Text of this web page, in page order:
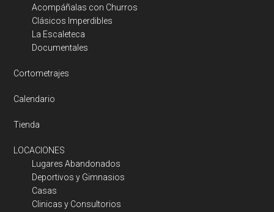
Acompáñalas con Churros
Clásicos Imperdibles
La Escaleteca
Documentales
Cortometrajes
Calendario
Tienda
LOCACIONES
Lugares Abandonados
Deportivos y Gimnasios
Casas
Clinicas y Consultorios